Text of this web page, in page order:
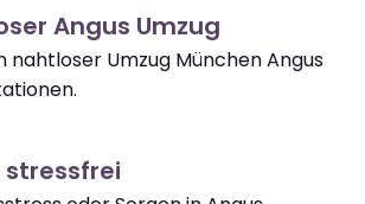
Angus Umzug
nahtloser Umzug München Angus